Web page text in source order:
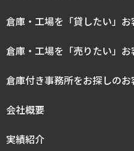
倉庫・工場を「貸したい」お
倉庫・工場を「売りたい」お
倉庫付き事務所をお探しのお
会社概要
実績紹介